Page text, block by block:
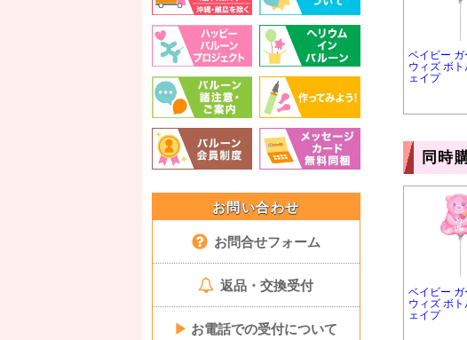
お問い合わせ
お問合せフォーム
返品・交換受付
▶ お電話での受付について
ベイビー
ウィズ ボ
ェイプ
同時
ベイビー
ウィズ ボ
ェイプ